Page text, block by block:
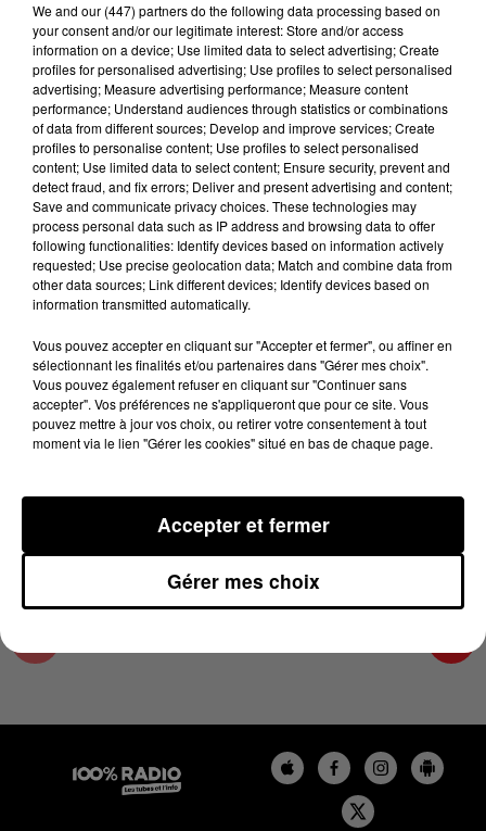
Lecture (1 min 16 sec)
100%
100% Radio l'agenda de l'Ariege
5 novembre 2025 - 1 min 16 sec
L'AGENDA DE L'ARIEGE DU 05/11/2025 À
06H47
L'agenda de l'Ariege
We and our (447) partnersdo the following data processing based on
your consent and/or our legitimate interest: Store and/or access
information on a device; Use limited data to select advertising; Create
profiles for personalised advertising; Use profiles to select personalised
advertising; Measure advertising performance; Measure content
performance; Understand audiences through statistics or combinations
of data from different sources; Develop and improve services; Create
profiles to personalise content; Use profiles to select personalised
content; Use limited data to select content; Ensure security, prevent and
detect fraud, and fix errors; Deliver and present advertising and content;
Save and communicate privacy choices. These technologies may
process personal data such as IP address and browsing data to offer
following functionalities: Identify devices based on information actively
requested; Use precise geolocation data; Match and combine data from
other data sources; Link different devices; Identify devices based on
information transmitted automatically.
Vous pouvez accepter en cliquant sur "Accepter et fermer", ou affiner en
sélectionnant les finalités et/ou partenaires dans "Gérer mes choix".
Vous pouvez également refuser en cliquant sur "Continuer sans
accepter". Vos préférences ne s'appliqueront que pour ce site. Vous
pouvez mettre à jour vos choix, ou retirer votre consentement à tout
moment via le lien "Gérer les cookies" situé en bas de chaque page.
Gérer mes choix
Accepter et fermer